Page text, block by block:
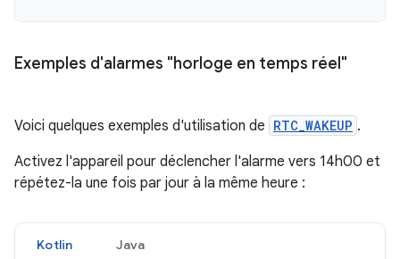
Exemples d'alarmes "horloge en temps réel"
Voici quelques exemples d'utilisation de RTC_WAKEUP .
Activez l'appareil pour déclencher l'alarme vers 14h00 et
répétez-la une fois par jour à la même heure :
Kotlin Java